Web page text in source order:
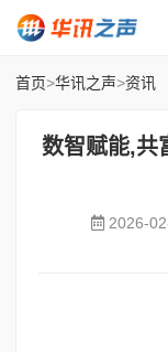
首页>华讯之声>资讯
数智赋能,共
2026-